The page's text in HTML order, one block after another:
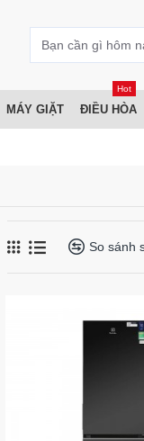
MÁY GIẶT ĐIỀU HÒA
Hot
So sánh